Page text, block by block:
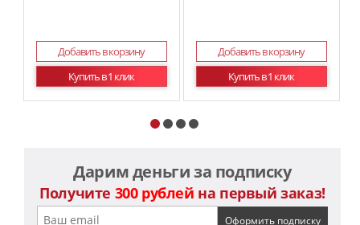
Добавить в корзину
Купить в 1 клик
Добавить в корзину
Купить в 1 клик
Дарим деньги за подписку
Получите 300 рублей на первый заказ!